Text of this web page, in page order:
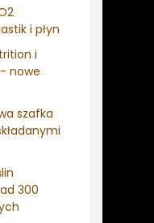
i płyn
i
nowe
szafka
300